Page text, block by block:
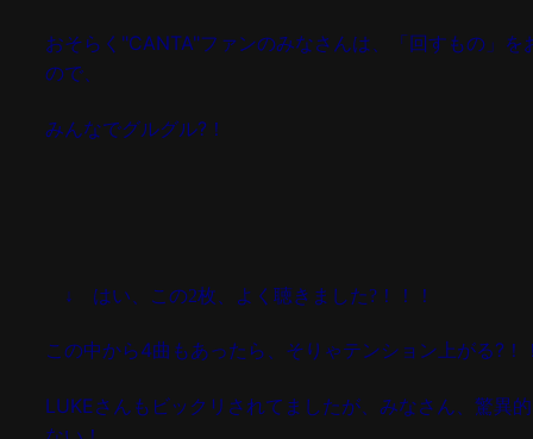
おそらく"CANTA"ファンのみなさんは、「回すもの」を
ので、
みんなでグルグル?！
↓ はい、この2枚、よく聴きました?！！！
この中から4曲もあったら、そりゃテンション上がる?！
LUKEさんもビックリされてましたが、みなさん、驚異